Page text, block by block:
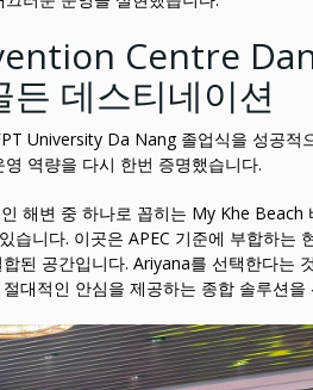
Centre
데스티네이션
University Da Nang 졸업식을 성공
역량을 다시 한번 증명했습니다.
해변 중 하나로 꼽히는 My Khe
습니다. 이곳은 APEC 기준에 부합하
된 공간입니다. Ariyana를 선택한다는
대적인 안심을 제공하는 종합 솔루션을